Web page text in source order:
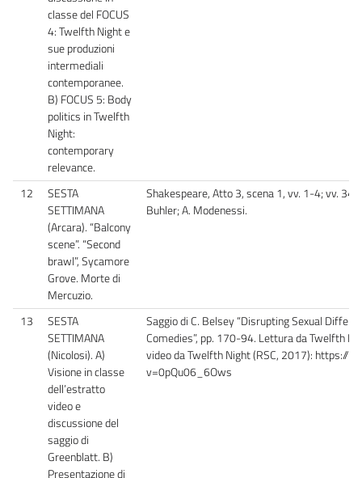
classe del FOCUS
4: Twelfth Night e
sue produzioni
intermediali
contemporanee.
B) FOCUS 5: Body
politics in Twelfth
Night:
contemporary
relevance.
12
SESTA
SETTIMANA
(Arcara). “Balcony
scene”. “Second
brawl”, Sycamore
Grove. Morte di
Mercuzio.
Shakespeare, Atto 3, scena 1, vv. 1-4; vv.
Buhler; A. Modenessi.
13
SESTA
SETTIMANA
(Nicolosi). A)
Visione in classe
dell’estratto
video e
discussione del
saggio di
Greenblatt. B)
Presentazione di
Saggio di C. Belsey “Disrupting Sexual
Comedies”, pp. 170-94. Lettura da Twelfth
video da Twelfth Night (RSC, 2017): https://
v=0pQu06_6Ows